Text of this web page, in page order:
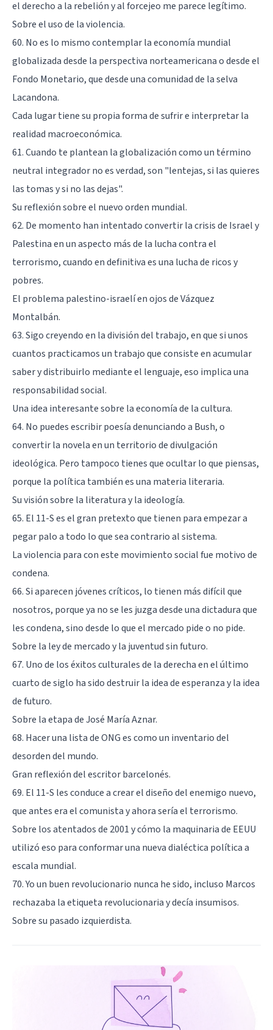
el derecho a la rebelión y al forcejeo me parece legítimo.
Sobre el uso de la violencia.
60. No es lo mismo contemplar la economía mundial
globalizada desde la perspectiva norteamericana o desde el
Fondo Monetario, que desde una comunidad de la selva
Lacandona.
Cada lugar tiene su propia forma de sufrir e interpretar la
realidad macroeconómica.
61. Cuando te plantean la globalización como un término
neutral integrador no es verdad, son "lentejas, si las quieres
las tomas y si no las dejas".
Su reflexión sobre el nuevo orden mundial.
62. De momento han intentado convertir la crisis de Israel y
Palestina en un aspecto más de la lucha contra el
terrorismo, cuando en definitiva es una lucha de ricos y
pobres.
El problema palestino-israelí en ojos de Vázquez
Montalbán.
63. Sigo creyendo en la división del trabajo, en que si unos
cuantos practicamos un trabajo que consiste en acumular
saber y distribuirlo mediante el lenguaje, eso implica una
responsabilidad social.
Una idea interesante sobre la economía de la cultura.
64. No puedes escribir poesía denunciando a Bush, o
convertir la novela en un territorio de divulgación
ideológica. Pero tampoco tienes que ocultar lo que piensas,
porque la política también es una materia literaria.
Su visión sobre la literatura y la ideología.
65. El 11-S es el gran pretexto que tienen para empezar a
pegar palo a todo lo que sea contrario al sistema.
La violencia para con este movimiento social fue motivo de
condena.
66. Si aparecen jóvenes críticos, lo tienen más difícil que
nosotros, porque ya no se les juzga desde una dictadura que
les condena, sino desde lo que el mercado pide o no pide.
Sobre la ley de mercado y la juventud sin futuro.
67. Uno de los éxitos culturales de la derecha en el último
cuarto de siglo ha sido destruir la idea de esperanza y la idea
de futuro.
Sobre la etapa de José María Aznar.
68. Hacer una lista de ONG es como un inventario del
desorden del mundo.
Gran reflexión del escritor barcelonés.
69. El 11-S les conduce a crear el diseño del enemigo nuevo,
que antes era el comunista y ahora sería el terrorismo.
Sobre los atentados de 2001 y cómo la maquinaria de EEUU
utilizó eso para conformar una nueva dialéctica política a
escala mundial.
70. Yo un buen revolucionario nunca he sido, incluso Marcos
rechazaba la etiqueta revolucionaria y decía insumisos.
Sobre su pasado izquierdista.